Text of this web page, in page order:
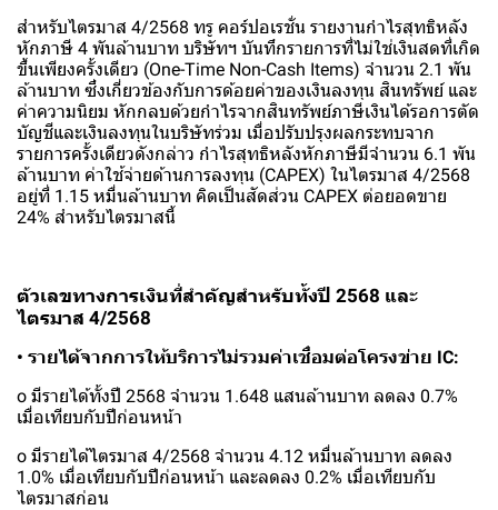
สำหรับไตรมาส 4/2568 ทรู คอร์ปอเรชั่น รายงานกำไรสุทธิหลัง
หักภาษี 4 พันล้านบาท บริษัทฯ บันทึกรายการที่ไม่ใช่เงินสดที่เกิด
ขึ้นเพียงครั้งเดียว (One-Time Non-Cash Items) จำนวน 2.1 พัน
ล้านบาท ซึ่งเกี่ยวข้องกับการด้อยค่าของเงินลงทุน สินทรัพย์ และ
ค่าความนิยม หักกลบด้วยกำไรจากสินทรัพย์ภาษีเงินได้รอการตัด
บัญชีและเงินลงทุนในบริษัทร่วม เมื่อปรับปรุงผลกระทบจาก
รายการครั้งเดียวดังกล่าว กำไรสุทธิหลังหักภาษีมีจำนวน 6.1 พัน
ล้านบาท ค่าใช้จ่ายด้านการลงทุน (CAPEX) ในไตรมาส 4/2568
อยู่ที่ 1.15 หมื่นล้านบาท คิดเป็นสัดส่วน CAPEX ต่อยอดขาย
24% สำหรับไตรมาสนี้
ตัวเลขทางการเงินที่สำคัญสำหรับทั้งปี 2568 และ
ไตรมาส 4/2568
• รายได้จากการให้บริการไม่รวมค่าเชื่อมต่อโครงข่าย IC:
o มีรายได้ทั้งปี 2568 จำนวน 1.648 แสนล้านบาท ลดลง 0.7%
เมื่อเทียบกับปีก่อนหน้า
o มีรายได้ไตรมาส 4/2568 จำนวน 4.12 หมื่นล้านบาท ลดลง
1.0% เมื่อเทียบกับปีก่อนหน้า และลดลง 0.2% เมื่อเทียบกับ
ไตรมาสก่อน